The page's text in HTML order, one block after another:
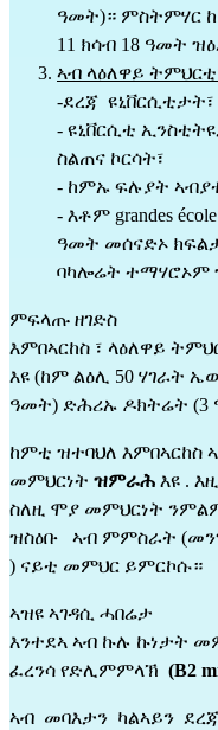
ዓመት)። ምስትምሃር
11 ክሳብ 18 ዓመት
ኣብ ላዕለዋይ
-ደረጃ  ዩኒቨርሲቲታት፣
- ዩኒቨርሲቲ
ስልጠና ኮርሳት፣
- ከምኡ ፍሉያት
- እቶም grandes
ዓመት መሰናድኦ
ባካሎሬት ተማሃሮኦም
ምፍላጡ ዘገድስ
እምበኣርከስ ፣ ላዕለዋይ
እዩ (ከም ልዕሊ 50 ሃገራት
ዓመት) ድሕሪኡ ዶክትሬት
ከምቲ ዝተባህለ እምበኣርከስ
መምህርነት ዝምራሕ እዩ .
ስለዚ ሞያ መምህርነት
ዝስዕቡ   ኣብ ምምስራት
) ናይቲ መምህር ይምርኮሱ።
ኣዝዩ ኣገዳሲ ሓበሬታ
እንተደኣ ኣብ ኩሉ ኩነታት
ፈረንሳ የድሊምምላኽ (B2
ኣብ መባእታን ካልኣይን